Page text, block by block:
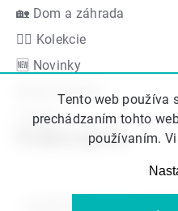
Tento web používa
prechádzaním tohto
používaním.
🏡 Dom a záhrada
👍🏻 Kolekcie
🆕 Novinky
Akčná ponuka
Značky
Podporujeme